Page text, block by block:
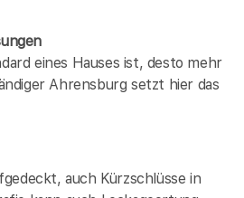
eines Hauses ist, desto mehr
Ahrensburg setzt hier das
auch Kürzschlüsse in